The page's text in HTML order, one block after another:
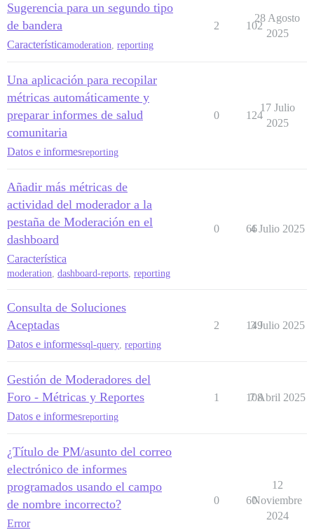
Sugerencia para un segundo tipo
de bandera
Característicamoderation reporting
2 102
28 Agosto
2025
Una aplicación para recopilar
métricas automáticamente y
preparar informes de salud
comunitaria
Datos e informesreporting
0 124
17 Julio
2025
Añadir más métricas de
actividad del moderador a la
pestaña de Moderación en el
dashboard
Característica
moderation, dashboard-reports, reporting
0 66
4 Julio 2025
Consulta de Soluciones
Aceptadas
Datos e informessql-query reporting
2 149
3 Julio 2025
Gestión de Moderadores del
Foro - Métricas y Reportes
Datos e informesreporting
1 108
7 Abril 2025
¿Título de PM/asunto del correo
electrónico de informes
programados usando el campo
de nombre incorrecto?
Error
0 60
12
Noviembre
2024